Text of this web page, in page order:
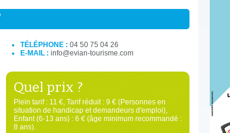
TÉLÉPHONE : 04 50 75 04 26
E-MAIL : info@evian-tourisme.com
Quel prix ?
Plein tarif : 11 €, Tarif réduit : 9 € (Personnes en
situation de handicap et demandeurs d'emploi),
Enfant (6-13 ans) : 6 € (âge minimum recommandé :
8 ans).